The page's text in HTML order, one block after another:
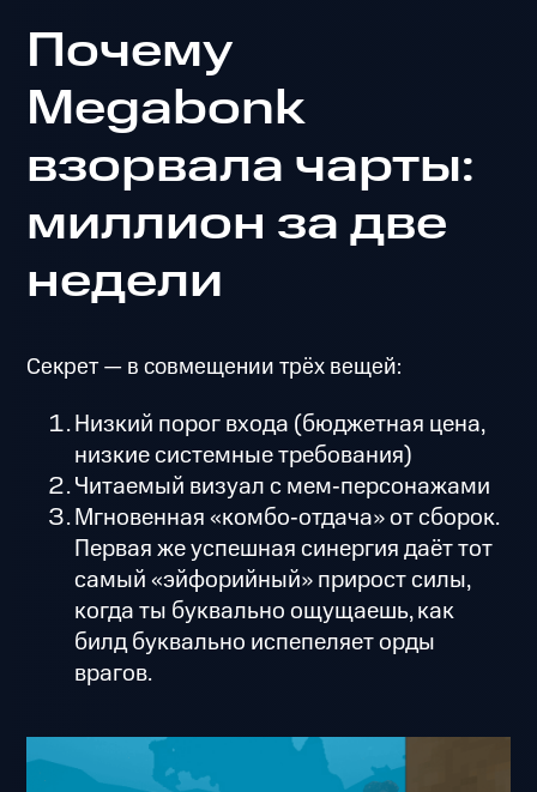
Почему
Megabonk
взорвала чарты:
миллион за две
недели
Секрет — в совмещении трёх вещей:
Низкий порог входа (бюджетная цена,
низкие системные требования)
Читаемый визуал с мем‑персонажами
Мгновенная «комбо‑отдача» от сборок.
Первая же успешная синергия даёт тот
самый «эйфорийный» прирост силы,
когда ты буквально ощущаешь, как
билд буквально испепеляет орды
врагов.